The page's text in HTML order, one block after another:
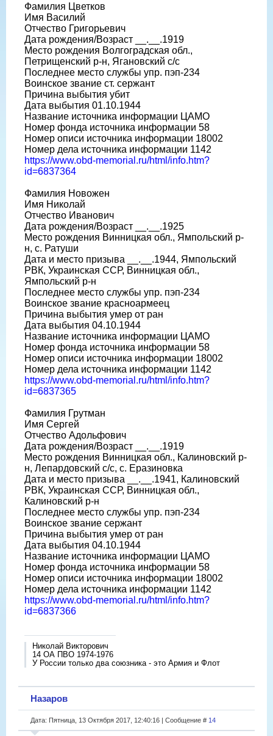
Фамилия Цветков
Имя Василий
Отчество Григорьевич
Дата рождения/Возраст __.__.1919
Место рождения Волгоградская обл.,
Петрищенский р-н, Ягановский с/с
Последнее место службы упр. пэп-234
Воинское звание ст. сержант
Причина выбытия убит
Дата выбытия 01.10.1944
Название источника информации ЦАМО
Номер фонда источника информации 58
Номер описи источника информации 18002
Номер дела источника информации 1142
https://www.obd-memorial.ru/html/info.htm?
id=6837364
Фамилия Новожен
Имя Николай
Отчество Иванович
Дата рождения/Возраст __.__.1925
Место рождения Винницкая обл., Ямпольский р-
н, с. Ратуши
Дата и место призыва __.__.1944, Ямпольский
РВК, Украинская ССР, Винницкая обл.,
Ямпольский р-н
Последнее место службы упр. пэп-234
Воинское звание красноармеец
Причина выбытия умер от ран
Дата выбытия 04.10.1944
Название источника информации ЦАМО
Номер фонда источника информации 58
Номер описи источника информации 18002
Номер дела источника информации 1142
https://www.obd-memorial.ru/html/info.htm?
id=6837365
Фамилия Грутман
Имя Сергей
Отчество Адольфович
Дата рождения/Возраст __.__.1919
Место рождения Винницкая обл., Калиновский р-
н, Лепардовский с/с, с. Еразиновка
Дата и место призыва __.__.1941, Калиновский
РВК, Украинская ССР, Винницкая обл.,
Калиновский р-н
Последнее место службы упр. пэп-234
Воинское звание сержант
Причина выбытия умер от ран
Дата выбытия 04.10.1944
Название источника информации ЦАМО
Номер фонда источника информации 58
Номер описи источника информации 18002
Номер дела источника информации 1142
https://www.obd-memorial.ru/html/info.htm?
id=6837366
Николай Викторович
14 ОА ПВО 1974-1976
У России только два союзника - это Армия и Флот
Назаров
Дата: Пятница, 13 Октября 2017, 12:40:16 | Сообщение # 14